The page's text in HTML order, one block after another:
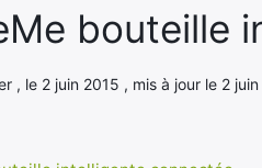
bouteille
, le 2 juin 2015 , mis à jour le 2